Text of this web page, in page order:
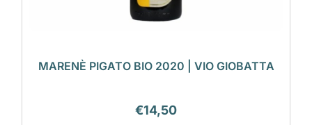
MARENÈ PIGATO BIO 2020 | VIO GIOBATTA
€14,50